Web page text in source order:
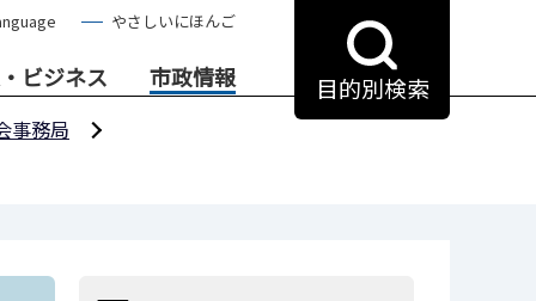
やさしいにほんご
ビジネス 市政情報 目的別検索
事務局